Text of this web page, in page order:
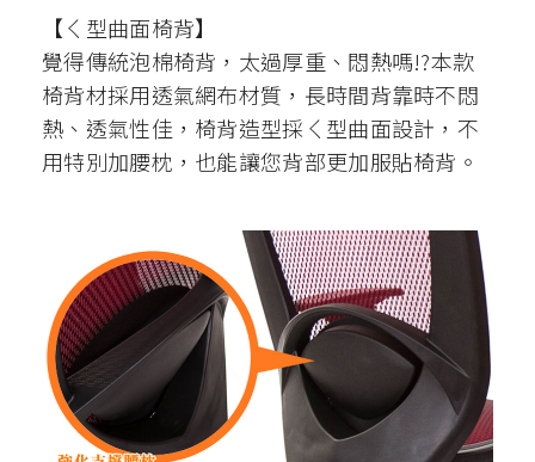
【ㄑ型曲面椅背】
覺得傳統泡棉椅背，太過厚重、悶熱嗎!?本款
椅背材採用透氣網布材質，長時間背靠時不悶
熱、透氣性佳，椅背造型採ㄑ型曲面設計，不
用特別加腰枕，也能讓您背部更加服貼椅背。